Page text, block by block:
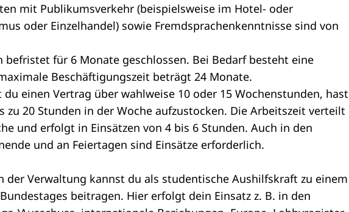
mit Publikumsverkehr (beispielsweise im Hotel- oder
oder Einzelhandel) sowie Fremdsprachenkenntnisse sind von
befristet für 6 Monate geschlossen. Bei Bedarf besteht eine
Beschäftigungszeit beträgt 24 Monate.
einen Vertrag über wahlweise 10 oder 15 Wochenstunden, hast
zu 20 Stunden in der Woche aufzustocken. Die Arbeitszeit verteilt
und erfolgt in Einsätzen von 4 bis 6 Stunden. Auch in den
und an Feiertagen sind Einsätze erforderlich.
der Verwaltung kannst du als studentische Aushilfskraft zu einem
beitragen. Hier erfolgt dein Einsatz z. B. in den